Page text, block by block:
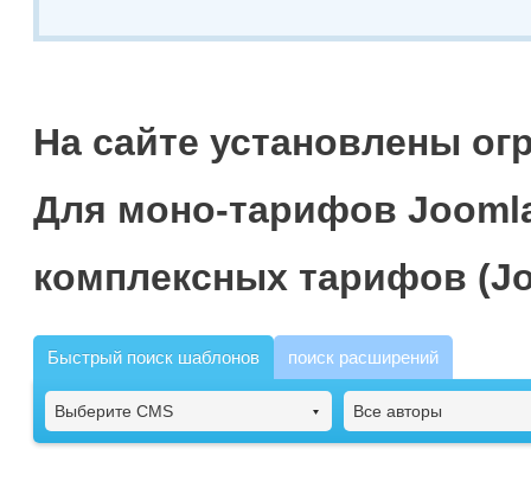
На сайте установлены
Для моно-тарифов
комплексных тарифов
Быстрый поиск шаблонов поиск расширений
Выберите CMS Все авторы